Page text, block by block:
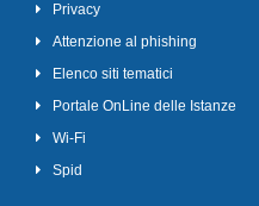
Privacy
Attenzione al phishing
Elenco siti tematici
Portale OnLine delle Istanze
Wi-Fi
Spid